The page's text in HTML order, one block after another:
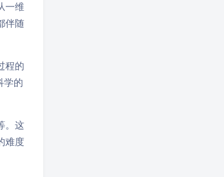
一维
伴随
程的
学的
。这
难度